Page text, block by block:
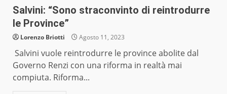
Salvini: “Sono straconvinto di reintrodurre
le Province”
Lorenzo Briotti Agosto 11, 2023
Salvini vuole reintrodurre le province abolite dal
Governo Renzi con una riforma in realtà mai
compiuta. Riforma...